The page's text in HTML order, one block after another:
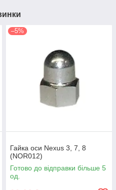
–5%
Гайка оси Nexus 3, 7, 8
(NOR012)
Готово до відправки більше 5
од.